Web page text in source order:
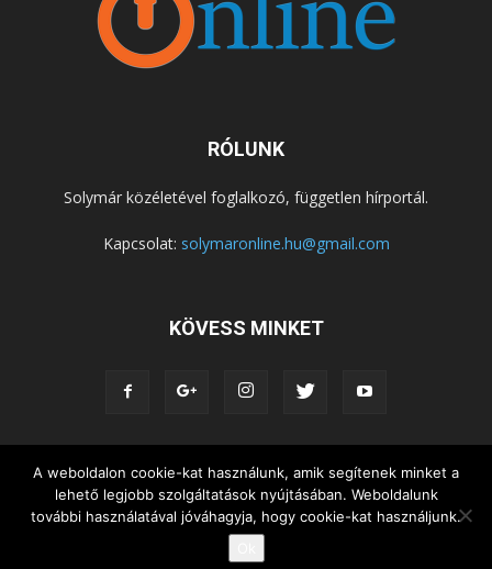
RÓLUNK
Solymár közéletével foglalkozó, független hírportál.
Kapcsolat: solymaronline.hu@gmail.com
KÖVESS MINKET
KÖZÉLET KÖZÖSSÉGEK
SZABADIDŐ
NEMZETISÉG, HELYTÖRTÉNET
RIPORTOK
KÖZÉRDEKŰ INFORMÁCIÓK
© Copyright 2015 - Solymár Online
A weboldalon cookie-kat használunk, amik segítenek minket a
lehető legjobb szolgáltatások nyújtásában. Weboldalunk
további használatával jóváhagyja, hogy cookie-kat használjunk.